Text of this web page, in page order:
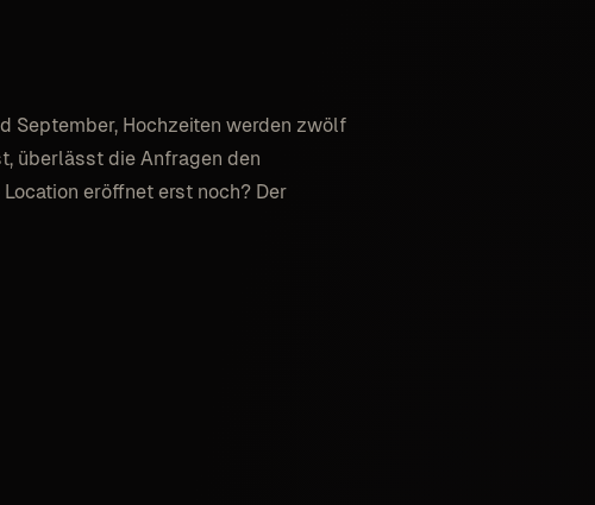
September, Hochzeiten werden zwölf
überlässt die Anfragen den
eröffnet erst noch? Der